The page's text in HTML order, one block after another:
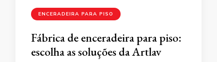
ENCERADEIRA PARA PISO
Fábrica de enceradeira para piso:
escolha as soluções da Artlav